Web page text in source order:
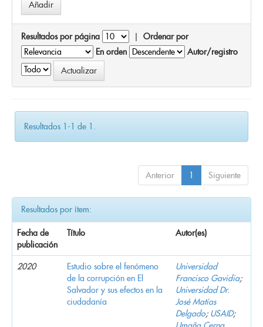
Resultados por página | Ordenar por
En orden
Autor/registro
Resultados 1-1 de 1.
Anterior 1 Siguiente
Resultados por ítem:
Fecha de
publicación
Título Autor(es)
2020
Estudio sobre el fenómeno
de la corrupción en El
Salvador y sus efectos en la
ciudadanía
Universidad
Francisco Gavidia;
Universidad Dr.
José Matías
Delgado; USAID;